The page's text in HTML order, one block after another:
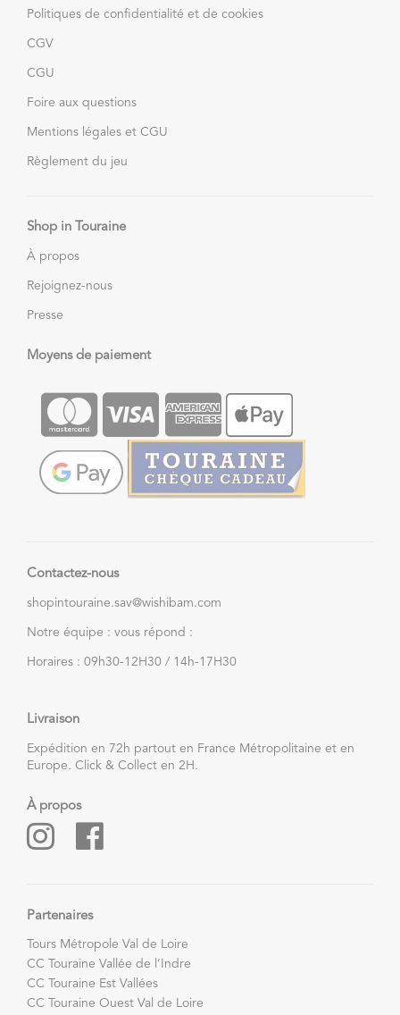
Politiques de confidentialité et de cookies
CGV
CGU
Foire aux questions
Mentions légales et CGU
Règlement du jeu
Shop in Touraine
À propos
Rejoignez-nous
Presse
Moyens de paiement
Contactez-nous
shopintouraine.sav@wishibam.com
Notre équipe : vous répond :
Horaires : 09h30-12H30 / 14h-17H30
Livraison
Expédition en 72h partout en France Métropolitaine et en
Europe. Click & Collect en 2H.
À propos
Partenaires
Tours Métropole Val de Loire
CC Touraine Vallée de l’Indre
CC Touraine Est Vallées
CC Touraine Ouest Val de Loire